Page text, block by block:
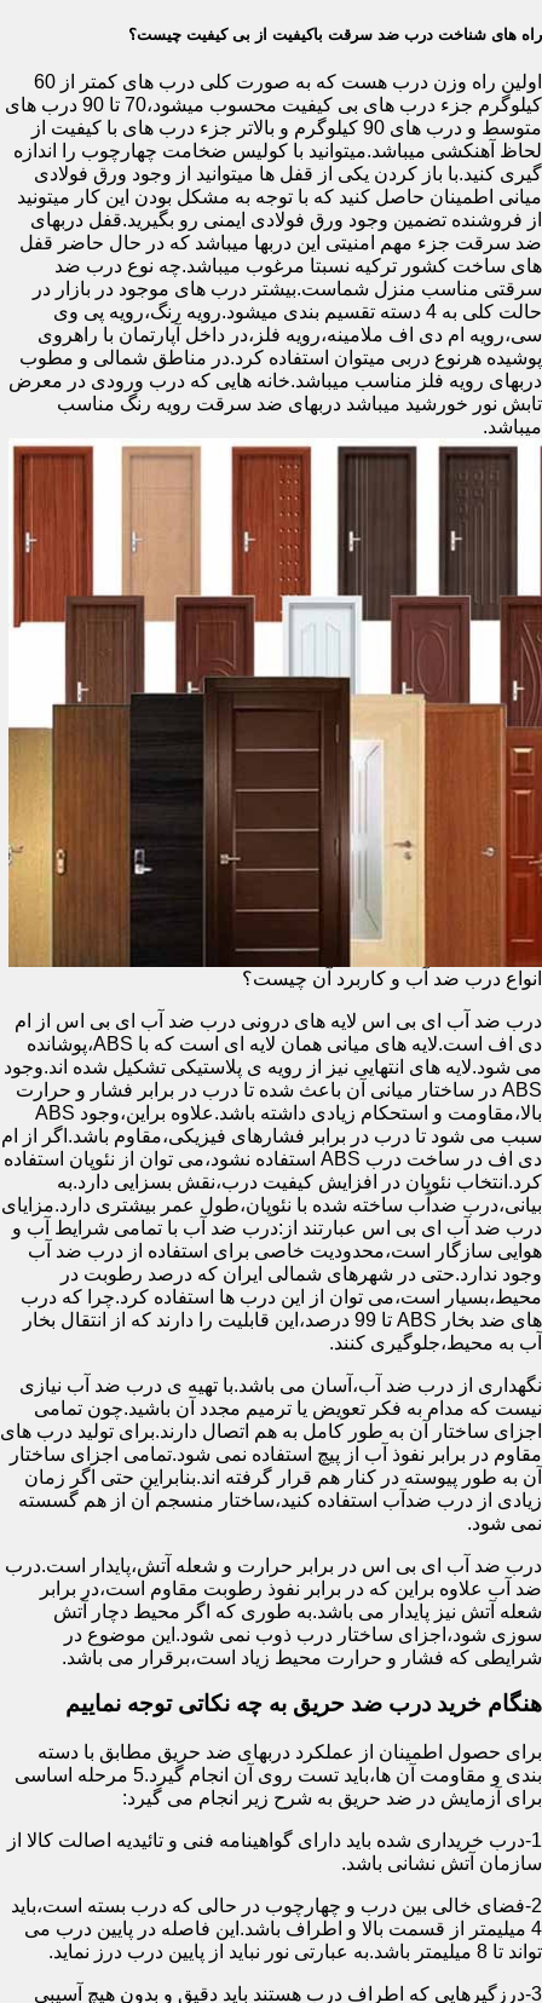
راه های شناخت درب ضد سرقت باکیفیت از بی کیفیت چیست؟
اولین راه وزن درب هست که به صورت کلی درب های کمتر از 60
کیلوگرم جزء درب های بی کیفیت محسوب میشود،70 تا 90 درب های
متوسط و درب های 90 کیلوگرم و بالاتر جزء درب های با کیفیت از
لحاظ آهنکشی میباشد.میتوانید با کولیس ضخامت چهارچوب را اندازه
گیری کنید.با باز کردن یکی از قفل ها میتوانید از وجود ورق فولادی
میانی اطمینان حاصل کنید که با توجه به مشکل بودن این کار میتونید
از فروشنده تضمین وجود ورق فولادی ایمنی رو بگیرید.قفل دربهای
ضد سرقت جزء مهم امنیتی این دربها میباشد که در حال حاضر قفل
های ساخت کشور ترکیه نسبتا مرغوب میباشد.چه نوع درب ضد
سرقتی مناسب منزل شماست.بیشتر درب های موجود در بازار در
حالت کلی به 4 دسته تقسیم بندی میشود.رویه رنگ،رویه پی وی
سی،رویه ام دی اف ملامینه،رویه فلز،در داخل آپارتمان با راهروی
پوشیده هرنوع دربی میتوان استفاده کرد.در مناطق شمالی و مطوب
دربهای رویه فلز مناسب میباشد.خانه هایی که درب ورودی در معرض
تابش نور خورشید میباشد دربهای ضد سرقت رویه رنگ مناسب
میباشد.
انواع درب ضد آب و کاربرد آن چیست؟
درب ضد آب ای بی اس لایه های درونی درب ضد آب ای بی اس از ام
دی اف است.لایه های میانی همان لایه ای است که با ABS،پوشانده
می شود.لایه های انتهایی نیز از رویه ی پلاستیکی تشکیل شده اند.وجود
ABS در ساختار میانی آن باعث شده تا درب در برابر فشار و حرارت
بالا،مقاومت و استحکام زیادی داشته باشد.علاوه براین،وجود ABS
سبب می شود تا درب در برابر فشارهای فیزیکی،مقاوم باشد.اگر از ام
دی اف در ساخت درب ABS استفاده نشود،می توان از نئوپان استفاده
کرد.انتخاب نئوپان در افزایش کیفیت درب،نقش بسزایی دارد.به
بیانی،درب ضدآب ساخته شده با نئوپان،طول عمر بیشتری دارد.مزایای
درب ضد آب ای بی اس عبارتند از:درب ضد آب با تمامی شرایط آب و
هوایی سازگار است،محدودیت خاصی برای استفاده از درب ضد آب
وجود ندارد.حتی در شهرهای شمالی ایران که درصد رطوبت در
محیط،بسیار است،می توان از این درب ها استفاده کرد.چرا که درب
های ضد بخار ABS تا 99 درصد،این قابلیت را دارند که از انتقال بخار
آب به محیط،جلوگیری کنند.
نگهداری از درب ضد آب،آسان می باشد.با تهیه ی درب ضد آب نیازی
نیست که مدام به فکر تعویض یا ترمیم مجدد آن باشید.چون تمامی
اجزای ساختار آن به طور کامل به هم اتصال دارند.برای تولید درب های
مقاوم در برابر نفوذ آب از پیچ استفاده نمی شود.تمامی اجزای ساختار
آن به طور پیوسته در کنار هم قرار گرفته اند.بنابراین حتی اگر زمان
زیادی از درب ضدآب استفاده کنید،ساختار منسجم آن از هم گسسته
نمی شود.
درب ضد آب ای بی اس در برابر حرارت و شعله آتش،پایدار است.درب
ضد آب علاوه براین که در برابر نفوذ رطوبت مقاوم است،در برابر
شعله آتش نیز پایدار می باشد.به طوری که اگر محیط دچار آتش
سوزی شود،اجزای ساختار درب ذوب نمی شود.این موضوع در
شرایطی که فشار و حرارت محیط زیاد است،برقرار می باشد.
هنگام خرید درب ضد حریق به چه نکاتی توجه نماییم
برای حصول اطمینان از عملکرد دربهای ضد حریق مطابق با دسته
بندی و مقاومت آن ها،باید تست روی آن انجام گیرد.5 مرحله اساسی
برای آزمایش در ضد حریق به شرح زیر انجام می گیرد:
1-درب خریداری شده باید دارای گواهینامه فنی و تائیدیه اصالت کالا از
سازمان آتش نشانی باشد.
2-فضای خالی بین درب و چهارچوب در حالی که درب بسته است،باید
4 میلیمتر از قسمت بالا و اطراف باشد.این فاصله در پایین درب می
تواند تا 8 میلیمتر باشد.به عبارتی نور نباید از پایین درب درز نماید.
3-درزگیرهایی که اطراف درب هستند باید دقیق و بدون هیچ آسیبی